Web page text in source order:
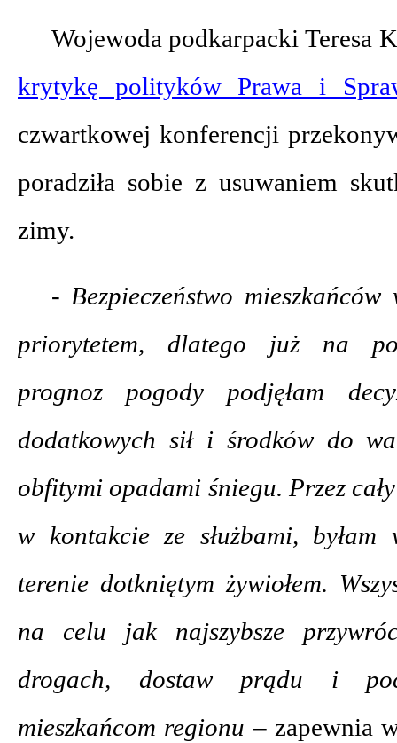
Wojewoda podkarpacki Teresa
krytykę polityków Prawa i
czwartkowej konferencji
poradziła sobie z usuwaniem
zimy.
- Bezpieczeństwo
priorytetem, dlatego już na
prognoz pogody podjęłam
dodatkowych sił i środków do
obfitymi opadami śniegu. Przez
w kontakcie ze służbami, byłam
terenie dotkniętym żywiołem.
na celu jak najszybsze
drogach, dostaw prądu i
mieszkańcom regionu – zapewnia